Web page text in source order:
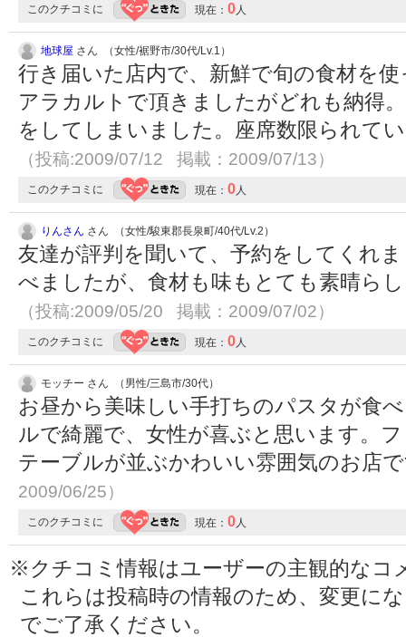
このクチコミに 現在： 0人
地球屋 さん （女性/裾野市/30代/Lv.1）
行き届いた店内で、新鮮で旬の食材を
アラカルトで頂きましたがどれも納得
をしてしまいました。座席数限られて
（投稿:2009/07/12 掲載：2009/07/13）
このクチコミに 現在： 0人
りんさん さん （女性/駿東郡長泉町/40代/Lv.2）
友達が評判を聞いて、予約をしてくれ
べましたが、食材も味もとても素晴ら
（投稿:2009/05/20 掲載：2009/07/02）
このクチコミに 現在： 0人
モッチー さん （男性/三島市/30代）
お昼から美味しい手打ちのパスタが食
ルで綺麗で、女性が喜ぶと思います。
テーブルが並ぶかわいい雰囲気のお店
2009/06/25）
このクチコミに 現在： 0人
※クチコミ情報はユーザーの主観的なコ
これらは投稿時の情報のため、変更に
でご了承ください。